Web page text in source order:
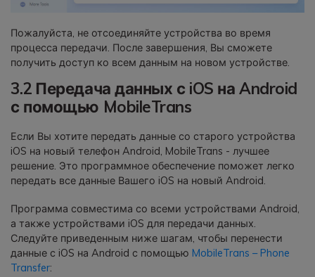
Пожалуйста, не отсоединяйте устройства во время
процесса передачи. После завершения, Вы сможете
получить доступ ко всем данным на новом устройстве.
3.2 Передача данных с iOS на Android
с помощью MobileTrans
Если Вы хотите передать данные со старого устройства
iOS на новый телефон Android, MobileTrans - лучшее
решение. Это программное обеспечение поможет легко
передать все данные Вашего iOS на новый Android.
Программа совместима со всеми устройствами Android,
а также устройствами iOS для передачи данных.
Следуйте приведенным ниже шагам, чтобы перенести
данные с iOS на Android с помощью MobileTrans – Phone
Transfer: